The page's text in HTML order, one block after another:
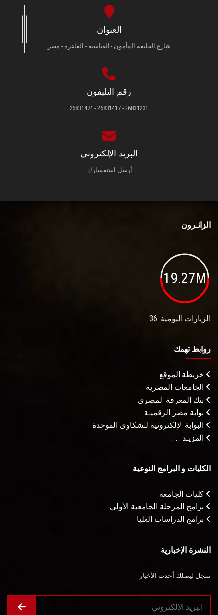
العنوان
شارع الخليفة المأمون - العباسية - القاهرة - مصر
رقم التليفون
26831231 - 26831417 - 26831474
البريد الإلكتروني
أرسل استفسارك.
الزائـرون
19.27M
الزيارات اليومية: 36
روابط تهمك
خريطة الموقع
الجامعات المصرية
بنك المعرفة المصري
بوابة مصر الرقميـة
البوابة الإلكترونية للشكاوى الموحدة
المزيـد . . .
الكليات و البرامج النوعية
كليات الجامعة
برامج المرحلة الجامعية الأولى
برامج الدراسات العليا
النشرة الإخبارية
سجل ليصلك أحدث الأخبار